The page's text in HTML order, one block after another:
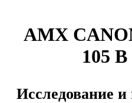
AMX
105
Исследование и